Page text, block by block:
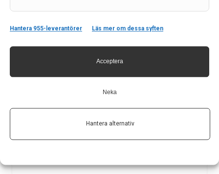
Hantera 955-leverantörer Läs mer om dessa syften
Acceptera
Neka
Hantera alternativ
antikroppar i hjärnan nästan 100 gånger. Detta beskrivs
vårdvetenskap, Uppsala universitet.